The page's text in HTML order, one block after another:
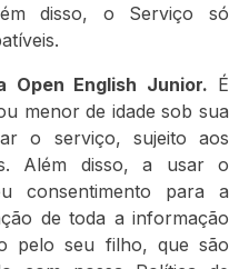
disso, o Serviço só
Open English Junior. É
menor de idade sob sua
o serviço, sujeito aos
Além disso, a usar o
consentimento para a
de toda a informação
pelo seu filho, que são